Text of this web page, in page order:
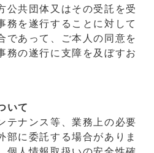
公共団体又はその受託を受
務を遂行することに対して
であって、ご本人の同意を
務の遂行に支障を及ぼすお
いて
テナンス等、業務上の必要
部に委託する場合がありま